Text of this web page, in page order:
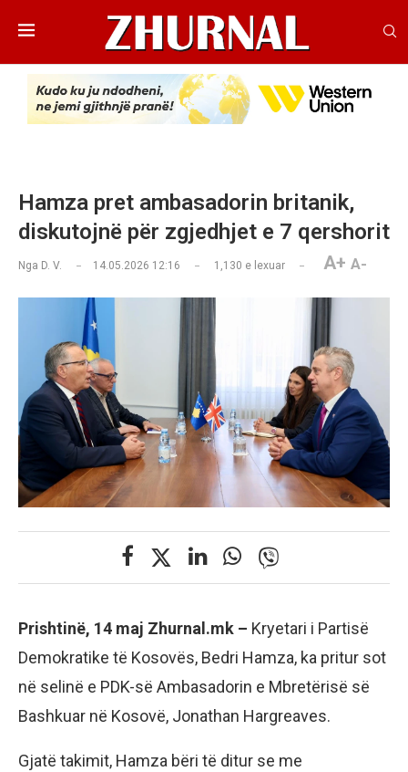
Hamza pret ambasadorin britanik,
diskutojnë për zgjedhjet e 7 qershorit
Nga D. V. 14.05.2026 12:16 1,130 e lexuar A+ A-
Prishtinë, 14 maj Zhurnal.mk – Kryetari i Partisë
Demokratike të Kosovës, Bedri Hamza, ka pritur sot
në selinë e PDK-së Ambasadorin e Mbretërisë së
Bashkuar në Kosovë, Jonathan Hargreaves.
Gjatë takimit, Hamza bëri të ditur se me